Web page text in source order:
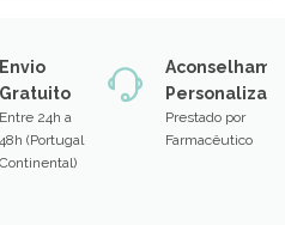
Envio
Gratuito
Entre 24h a
48h (Portugal
Continental)
Prestado por
Farmacêutico